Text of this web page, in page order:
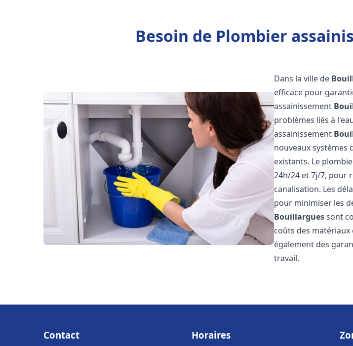
Besoin de Plombier
Dans la ville de
efficace pour
assainissement
problèmes liés à
assainissement
nouveaux systèmes
existants. Le
24h/24 et 7j/7, pour
canalisation. Les
pour minimiser les
Bouillarguessont
coûts des
également des
travail.
Contact Horaires